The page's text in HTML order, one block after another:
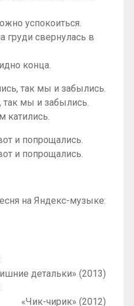
успокоиться.
груди свернулась в
конца.
так мы и забылись.
мы и забылись.
катились.
и попрощались.
и попрощались.
на Яндекс-музыке:
детальки» (2013)
«Чик-чирик» (2012)